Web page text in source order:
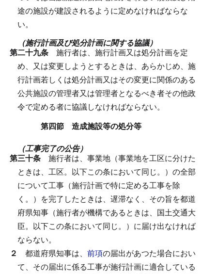
途の施設が建設されるように定めなければならな
い。
（施行計画及び処分計画に関する協議）
第二十九条 施行者は、施行計画又は処分計画を定
め、又は変更しようとするときは、あらかじめ、施
行計画若しくは処分計画又はその変更に関係のある
公共施設の管理者又は管理者となるべき者その他政
令で定める者に協議しなければならない。
第四節 造成施設等の処分等
（工事完了の公告）
第三十条 施行者は、事業地（事業地を工区に分けた
ときは、工区。以下この条において同じ。）の全部
について工事（施行計画で特に定める工事を除
く。）を完了したときは、遅滞なく、その旨を都道
府県知事（施行者が機構であるときは、国土交通大
臣。以下この条において同じ。）に届け出なければ
ならない。
２ 都道府県知事は、 前項の届出があつた場合におい
て、その届出に係る工事が施行計画に適合している